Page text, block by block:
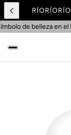
RÍORÍORÍO
de belleza en el